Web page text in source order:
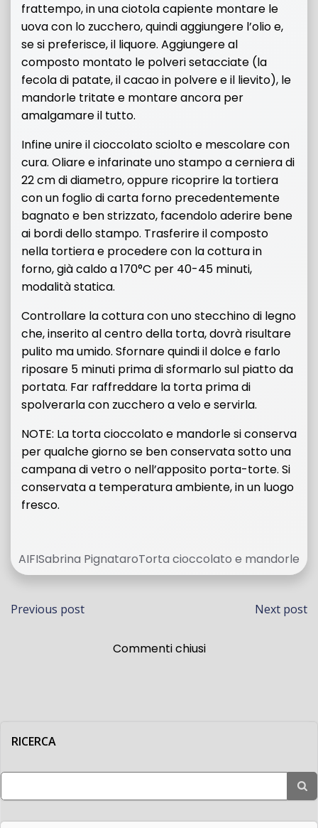
frattempo, in una ciotola capiente montare le
uova con lo zucchero, quindi aggiungere l’olio e,
se si preferisce, il liquore. Aggiungere al
composto montato le polveri setacciate (la
fecola di patate, il cacao in polvere e il lievito), le
mandorle tritate e montare ancora per
amalgamare il tutto.
Infine unire il cioccolato sciolto e mescolare con
cura. Oliare e infarinate uno stampo a cerniera di
22 cm di diametro, oppure ricoprire la tortiera
con un foglio di carta forno precedentemente
bagnato e ben strizzato, facendolo aderire bene
ai bordi dello stampo. Trasferire il composto
nella tortiera e procedere con la cottura in
forno, già caldo a 170°C per 40-45 minuti,
modalità statica.
Controllare la cottura con uno stecchino di legno
che, inserito al centro della torta, dovrà risultare
pulito ma umido. Sfornare quindi il dolce e farlo
riposare 5 minuti prima di sformarlo sul piatto da
portata. Far raffreddare la torta prima di
spolverarla con zucchero a velo e servirla.
NOTE: La torta cioccolato e mandorle si conserva
per qualche giorno se ben conservata sotto una
campana di vetro o nell’apposito porta-torte. Si
conservata a temperatura ambiente, in un luogo
fresco.
AIFISabrina PignataroTorta cioccolato e mandorle
Navigazione
Previous post Next post
Commenti chiusi
RICERCA
Search
for: